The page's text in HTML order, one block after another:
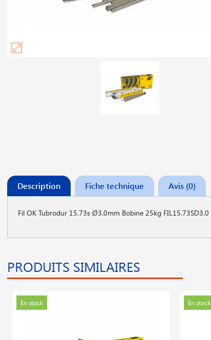
Description Fiche technique Avis (0)
Fil OK Tubrodur 15.73s Ø3.0mm Bobine 25kg FIL15.73SD3.0
PRODUITS SIMILAIRES
En stock En stock